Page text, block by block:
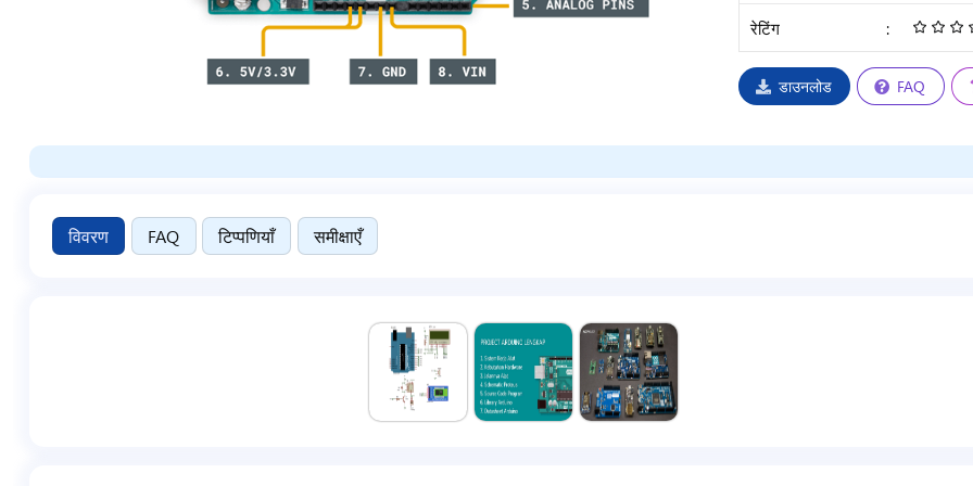
रेटिंग :
डाउनलोड FAQ
विवरण FAQ टिप्पणियाँ समीक्षाएँ